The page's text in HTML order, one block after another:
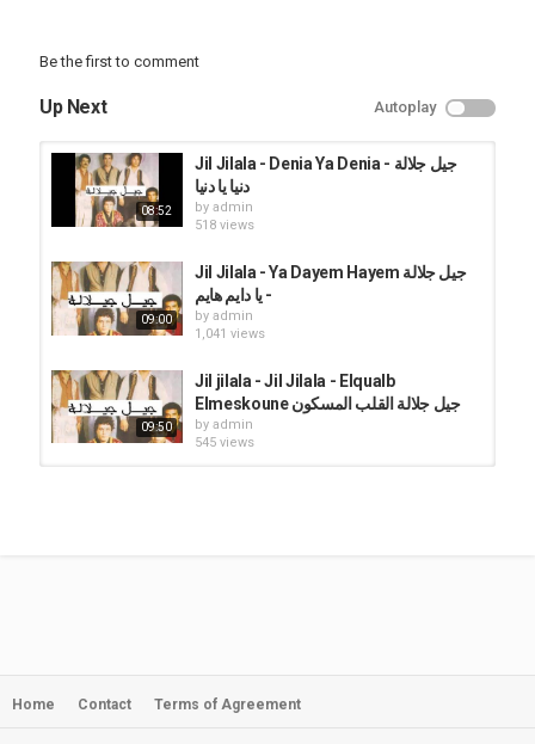
Be the first to comment
Up Next Autoplay
08:52
Jil Jilala - Denia Ya Denia جيل جلالة -
دنيا يا دنيا
by admin
518 views
09:00
Jil Jilala - Ya Dayem Hayem جيل جلالة
- يا دايم هايم
by admin
1,041 views
09:50
Jil jilala - Jil Jilala - Elqualb
Elmeskoune جيل جلالة القلب المسكون
by admin
545 views
Jil Jilala - من أعتق وأندر اسطوانة لجيلالة
Home Contact Terms of Agreement